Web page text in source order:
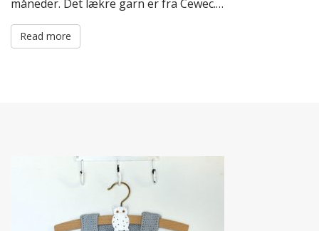
måneder. Det lækre garn er fra Cewec.…
Read more